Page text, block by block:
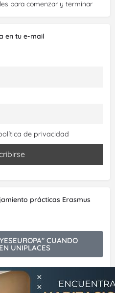
para comenzar y terminar
en tu e-mail
de privacidad
prácticas Erasmus
CUANDO
UNIPLACES